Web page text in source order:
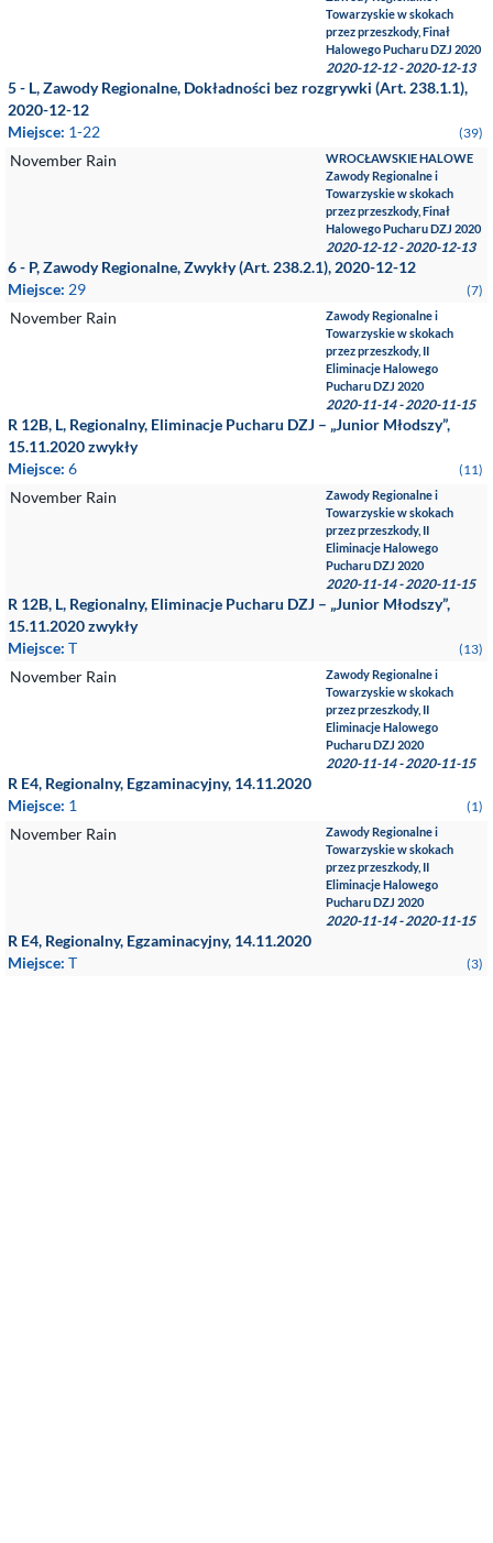
Towarzyskie w skokach
przez przeszkody, Finał
Halowego Pucharu DZJ 2020
2020-12-12 - 2020-12-13
5 - L, Zawody Regionalne, Dokładności bez rozgrywki (Art. 238.1.1),
2020-12-12
Miejsce: 1-22 (39)
November Rain
WROCŁAWSKIE HALOWE
Zawody Regionalne i
Towarzyskie w skokach
przez przeszkody, Finał
Halowego Pucharu DZJ 2020
2020-12-12 - 2020-12-13
6 - P, Zawody Regionalne, Zwykły (Art. 238.2.1), 2020-12-12
Miejsce: 29 (7)
November Rain
Zawody Regionalne i
Towarzyskie w skokach
przez przeszkody, II
Eliminacje Halowego
Pucharu DZJ 2020
2020-11-14 - 2020-11-15
R 12B, L, Regionalny, Eliminacje Pucharu DZJ – „Junior Młodszy”,
15.11.2020 zwykły
Miejsce: 6 (11)
November Rain
Zawody Regionalne i
Towarzyskie w skokach
przez przeszkody, II
Eliminacje Halowego
Pucharu DZJ 2020
2020-11-14 - 2020-11-15
R 12B, L, Regionalny, Eliminacje Pucharu DZJ – „Junior Młodszy”,
15.11.2020 zwykły
Miejsce: T (13)
November Rain
Zawody Regionalne i
Towarzyskie w skokach
przez przeszkody, II
Eliminacje Halowego
Pucharu DZJ 2020
2020-11-14 - 2020-11-15
R E4, Regionalny, Egzaminacyjny, 14.11.2020
Miejsce: 1 (1)
November Rain
Zawody Regionalne i
Towarzyskie w skokach
przez przeszkody, II
Eliminacje Halowego
Pucharu DZJ 2020
2020-11-14 - 2020-11-15
R E4, Regionalny, Egzaminacyjny, 14.11.2020
Miejsce: T (3)